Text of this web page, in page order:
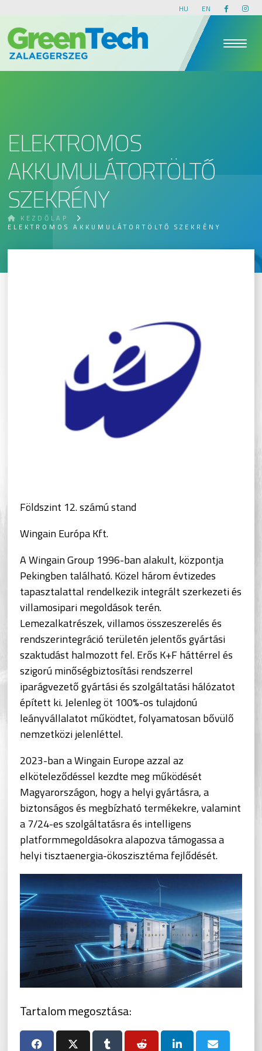
HU EN
ELEKTROMOS
AKKUMULÁTORTÖLTŐ
SZEKRÉNY
KEZDŐLAP
ELEKTROMOS AKKUMULÁTORTÖLTŐ SZEKRÉNY
Földszint 12. számú stand
Wingain Európa Kft.
A Wingain Group 1996-ban alakult, központja
Pekingben található. Közel három évtizedes
tapasztalattal rendelkezik integrált szerkezeti és
villamosipari megoldások terén.
Lemezalkatrészek, villamos összeszerelés és
rendszerintegráció területén jelentős gyártási
szaktudást halmozott fel. Erős K+F háttérrel és
szigorú minőségbiztosítási rendszerrel
iparágvezető gyártási és szolgáltatási hálózatot
épített ki. Jelenleg öt 100%-os tulajdonú
leányvállalatot működtet, folyamatosan bővülő
nemzetközi jelenléttel.
2023-ban a Wingain Europe azzal az
elköteleződéssel kezdte meg működését
Magyarországon, hogy a helyi gyártásra, a
biztonságos és megbízható termékekre, valamint
a 7/24-es szolgáltatásra és intelligens
platformmegoldásokra alapozva támogassa a
helyi tisztaenergia-ökoszisztéma fejlődését.
Tartalom megosztása: